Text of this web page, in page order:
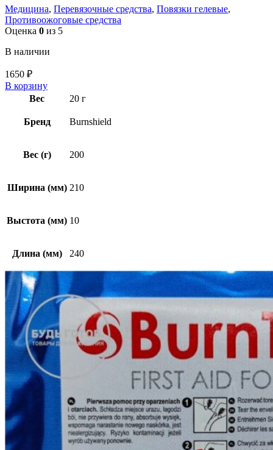
Медицина, Перевязочные средства, Повязки гелевые,
Противоожоговые средства
Оценка 0 из 5
В наличии
1650 ₽
В корзину
Вес
20 г
Бренд Burnshield
Вес (г) 200
Ширина (мм) 210
Выстота (мм) 10
Длина (мм) 240